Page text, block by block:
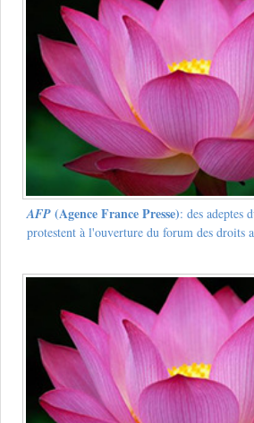
AFP(Agence France Presse): des adeptes
protestent à l'ouverture du forum des droits